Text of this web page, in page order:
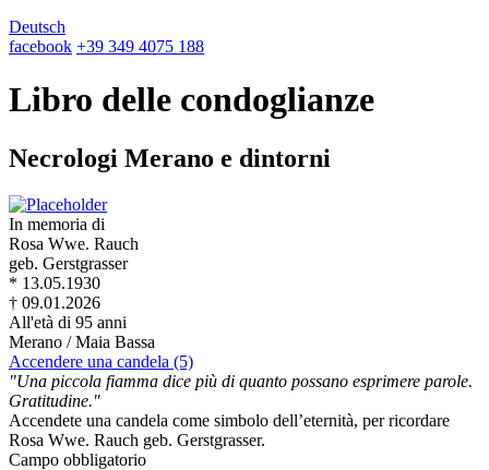
Deutsch
facebook +39 349 4075 188
Libro delle condoglianze
Necrologi Merano e dintorni
In memoria di
Rosa Wwe. Rauch
geb. Gerstgrasser
* 13.05.1930
† 09.01.2026
All'età di 95 anni
Merano / Maia Bassa
Accendere una candela (5)
"Una piccola fiamma dice più di quanto possano esprimere parole.
Gratitudine."
Accendete una candela come simbolo dell’eternità, per ricordare
Rosa Wwe. Rauch geb. Gerstgrasser.
Campo obbligatorio